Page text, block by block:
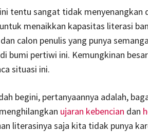
tentu sangat tidak menyenangkan
menaikkan kapasitas literasi
calon penulis yang punya
bumi pertiwi ini. Kemungkinan
situasi ini.
begini, pertanyaannya adalah,
ujaran kebencian dan
literasinya saja kita tidak punya